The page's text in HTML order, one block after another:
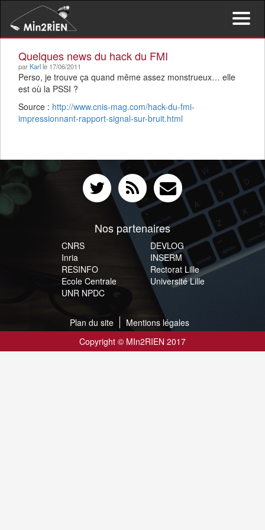
Activer/
le
Quelques news du hack du FMI
parKarlle 17/06/2011
Perso, je trouve ça quand même assez monstrueux… elle
est où la PSSI ?
Source : http://www.cnis-mag.com/hack-du-fmi-
impressionnant-rapport-signal-sur-bruit.html
Nos partenaires
CNRS
DEVLOG
Inria
INSERM
RESINFO
Rectorat Lille
Ecole Centrale
Université Lille
UNR NPDC
Plan du site
Mentions légales
Copyright © MIn2RIEN 2017